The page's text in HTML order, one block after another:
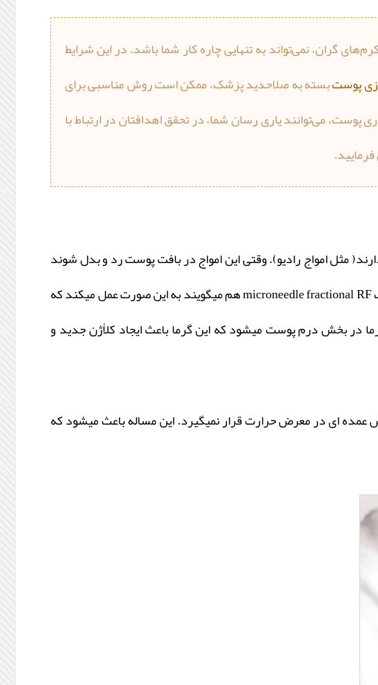
گران، نمی‌تواند به تنهایی چاره کار شما باشد. در این شرایط
پوستبسته به صلاحدید پزشک، ممکن است روش مناسبی برای
می‌توانند یاری رسان شما، در تحقق اهدافتان در ارتباط با
مثل امواج رادیو). وقتی این امواج در بافت پوست رد و بدل شوند
تولید گرما میکنند که از این اثر در جوانسازی پوست استفاده میشود. این سیستم که گاهی به آن MFR مخفف microneedle fractional RF هم میگویند به این صورت عمل میکند که
در بخش درم پوست میشود که این گرما باعث ایجاد کلاٰٰژن جدید و
ای در معرض حرارت قرار نمیگیرد. این مساله باعث میشود که